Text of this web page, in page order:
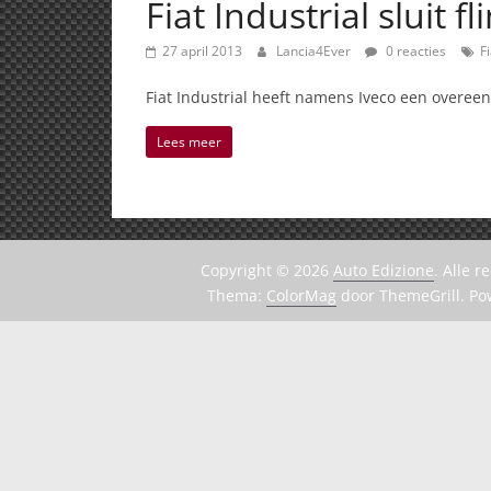
Fiat Industrial sluit
27 april 2013 Lancia4Ever 0 reacties
Fiat Industrial heeft namens Iveco een
Lees meer
Copyright © 2026 Auto Edizione. Alle
Thema: ColorMag door ThemeGrill.